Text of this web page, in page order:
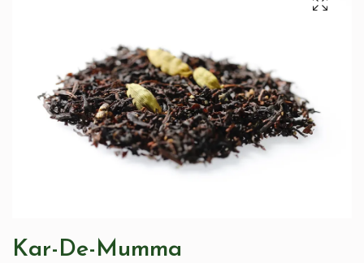
Kar-De-Mumma